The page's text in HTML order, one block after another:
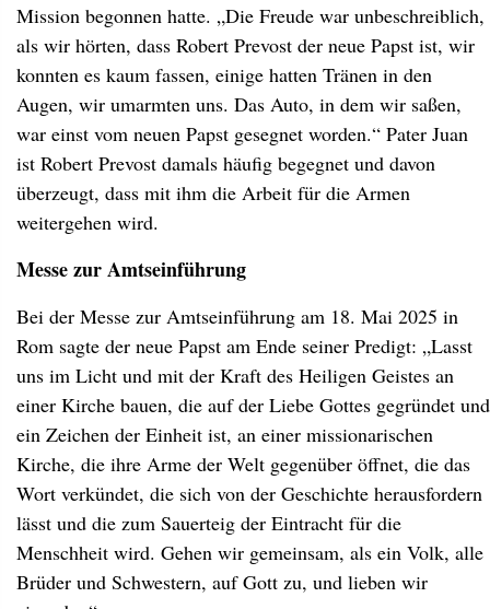
Mission begonnen hatte. „Die Freude war unbeschreiblich,
als wir hörten, dass Robert Prevost der neue Papst ist, wir
konnten es kaum fassen, einige hatten Tränen in den
Augen, wir umarmten uns. Das Auto, in dem wir saßen,
war einst vom neuen Papst gesegnet worden.“ Pater Juan
ist Robert Prevost damals häufig begegnet und davon
überzeugt, dass mit ihm die Arbeit für die Armen
weitergehen wird.
Messe zur Amtseinführung
Bei der Messe zur Amtseinführung am 18. Mai 2025 in
Rom sagte der neue Papst am Ende seiner Predigt: „Lasst
uns im Licht und mit der Kraft des Heiligen Geistes an
einer Kirche bauen, die auf der Liebe Gottes gegründet und
ein Zeichen der Einheit ist, an einer missionarischen
Kirche, die ihre Arme der Welt gegenüber öffnet, die das
Wort verkündet, die sich von der Geschichte herausfordern
lässt und die zum Sauerteig der Eintracht für die
Menschheit wird. Gehen wir gemeinsam, als ein Volk, alle
Brüder und Schwestern, auf Gott zu, und lieben wir